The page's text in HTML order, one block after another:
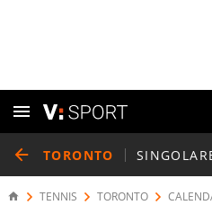
TORONTO
TENNIS TORONTO